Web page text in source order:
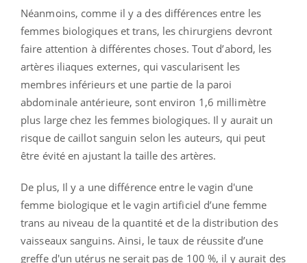
Néanmoins, comme il y a des différences entre les
femmes biologiques et trans, les chirurgiens devront
faire attention à différentes choses. Tout d’abord, les
artères iliaques externes, qui vascularisent les
membres inférieurs et une partie de la paroi
abdominale antérieure, sont environ 1,6 millimètre
plus large chez les femmes biologiques. Il y aurait un
risque de caillot sanguin selon les auteurs, qui peut
être évité en ajustant la taille des artères.
De plus, Il y a une différence entre le vagin d'une
femme biologique et le vagin artificiel d’une femme
trans au niveau de la quantité et de la distribution des
vaisseaux sanguins. Ainsi, le taux de réussite d’une
greffe d'un utérus ne serait pas de 100 %, il y aurait des